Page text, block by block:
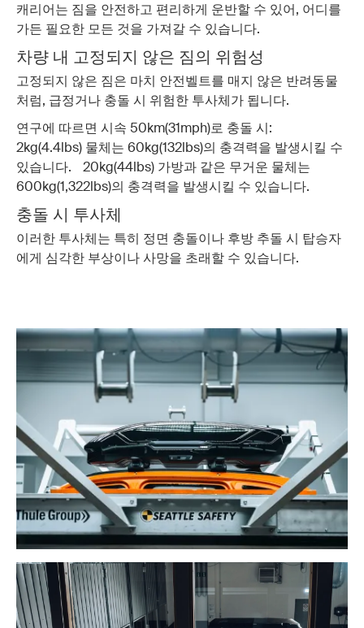
캐리어는 짐을 안전하고 편리하게 운반할 수 있어, 어디를
가든 필요한 모든 것을 가져갈 수 있습니다.
차량 내 고정되지 않은 짐의 위험성
고정되지 않은 짐은 마치 안전벨트를 매지 않은 반려동물
처럼, 급정거나 충돌 시 위험한 투사체가 됩니다.
연구에 따르면 시속 50km(31mph)로 충돌 시:
2kg(4.4lbs) 물체는 60kg(132lbs)의 충격력을 발생시킬 수
있습니다. 20kg(44lbs) 가방과 같은 무거운 물체는
600kg(1,322lbs)의 충격력을 발생시킬 수 있습니다.
충돌 시 투사체
이러한 투사체는 특히 정면 충돌이나 후방 추돌 시 탑승자
에게 심각한 부상이나 사망을 초래할 수 있습니다.